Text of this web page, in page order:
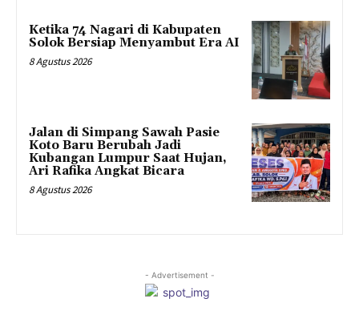
Ketika 74 Nagari di Kabupaten
Solok Bersiap Menyambut Era AI
8 Agustus 2026
Jalan di Simpang Sawah Pasie
Koto Baru Berubah Jadi
Kubangan Lumpur Saat Hujan,
Ari Rafika Angkat Bicara
8 Agustus 2026
- Advertisement -